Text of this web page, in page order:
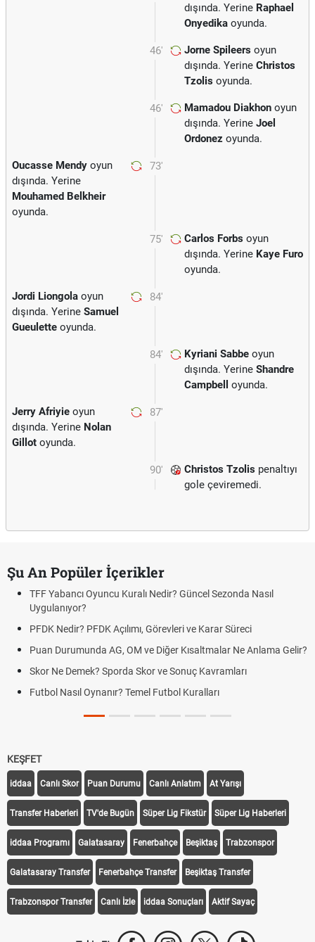
dışında. Yerine Raphael
Onyedika oyunda.
46' Jorne Spileers oyun
dışında. Yerine Christos
Tzolis oyunda.
46' Mamadou Diakhon oyun
dışında. Yerine Joel
Ordonez oyunda.
73'
Oucasse Mendy oyun
dışında. Yerine
Mouhamed Belkheir
oyunda.
75' Carlos Forbs oyun
dışında. Yerine Kaye Furo
oyunda.
84'
Jordi Liongola oyun
dışında. Yerine Samuel
Gueulette oyunda.
84' Kyriani Sabbe oyun
dışında. Yerine Shandre
Campbell
oyunda.
87'
Jerry Afriyie oyun
dışında. Yerine Nolan
Gillot oyunda.
90' Christos Tzolis penaltıyı
gole çeviremedi.
Şu An Popüler İçerikler
Oyuncu Kuralı Nedir? Güncel Sezonda Nasıl
PFDK Açılımı, Görevleri ve Karar Süreci
AG, OM ve Diğer Kısaltmalar Ne Anlama Gelir?
Sporda Skor ve Sonuç Kavramları
Temel Futbol Kuralları
Deplasman
DGS
KEŞFET
iddaa Canlı Skor Puan Durumu Canlı Anlatım At Yarışı
Transfer Haberleri TV'de Bugün Süper Lig Fikstür Süper Lig Haberleri
iddaa Programı Galatasaray Fenerbahçe Beşiktaş Trabzonspor
Galatasaray Transfer Fenerbahçe Transfer Beşiktaş Transfer
Canlı İzle iddaa Sonuçları Aktif Sayaç